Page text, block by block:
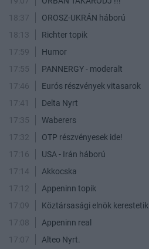
18:37
OROSZ-UKRÁN háború
18:13
Richter topik
17:59
Humor
17:55
PANNERGY - moderalt
17:46
Eurós részvények vitasarok
17:41
Delta Nyrt
17:35
Waberers
17:32
OTP részvényesek ide!
17:16
USA - Irán háború
17:14
Akkocska
17:12
Appeninn topik
17:09
Köztársasági elnök kerestetik
17:08
Appeninn real
17:07
Alteo Nyrt.